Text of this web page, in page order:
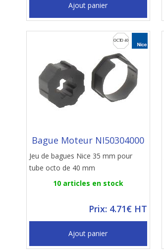
Ajout panier
Bague Moteur NI50304000
Jeu de bagues Nice 35 mm pour
tube octo de 40 mm
10 articles en stock
Prix: 4.71€ HT
Ajout panier